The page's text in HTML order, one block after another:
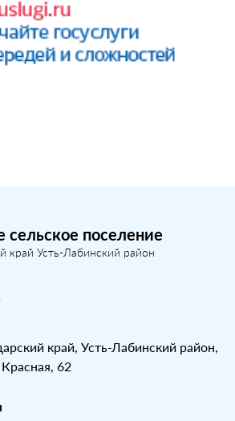
сельское поселение
край Усть-Лабинский район
край, Усть-Лабинский район,
62